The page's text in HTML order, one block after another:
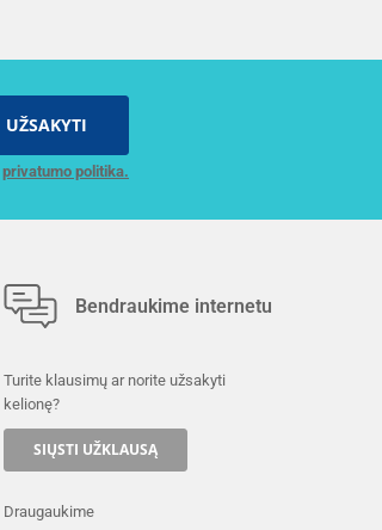
UŽSAKYTI
privatumo politika.
Bendraukime internetu
Turite klausimų ar norite užsakyti
kelionę?
SIŲSTI UŽKLAUSĄ
Draugaukime